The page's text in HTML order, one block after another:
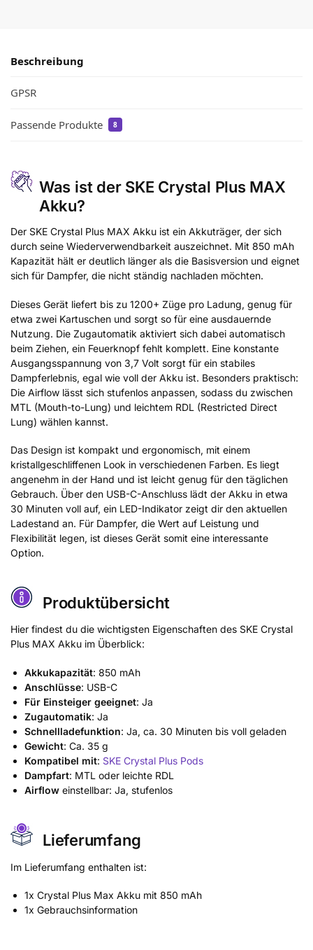
Beschreibung
GPSR
Passende Produkte 8
Was ist der SKE Crystal Plus MAX
Akku?
Der SKE Crystal Plus MAX Akku ist ein Akkuträger, der sich
durch seine Wiederverwendbarkeit auszeichnet. Mit 850 mAh
Kapazität hält er deutlich länger als die Basisversion und eignet
sich für Dampfer, die nicht ständig nachladen möchten.
Dieses Gerät liefert bis zu 1200+ Züge pro Ladung, genug für
etwa zwei Kartuschen und sorgt so für eine ausdauernde
Nutzung. Die Zugautomatik aktiviert sich dabei automatisch
beim Ziehen, ein Feuerknopf fehlt komplett. Eine konstante
Ausgangsspannung von 3,7 Volt sorgt für ein stabiles
Dampferlebnis, egal wie voll der Akku ist. Besonders praktisch:
Die Airflow lässt sich stufenlos anpassen, sodass du zwischen
MTL (Mouth-to-Lung) und leichtem RDL (Restricted Direct
Lung) wählen kannst.
Das Design ist kompakt und ergonomisch, mit einem
kristallgeschliffenen Look in verschiedenen Farben. Es liegt
angenehm in der Hand und ist leicht genug für den täglichen
Gebrauch. Über den USB-C-Anschluss lädt der Akku in etwa
30 Minuten voll auf, ein LED-Indikator zeigt dir den aktuellen
Ladestand an. Für Dampfer, die Wert auf Leistung und
Flexibilität legen, ist dieses Gerät somit eine interessante
Option.
Produktübersicht
Hier findest du die wichtigsten Eigenschaften des SKE Crystal
Plus MAX Akku im Überblick:
Akkukapazität: 850 mAh
Anschlüsse: USB-C
Für Einsteiger geeignet: Ja
Zugautomatik: Ja
Schnellladefunktion: Ja, ca. 30 Minuten bis voll geladen
Gewicht: Ca. 35 g
Kompatibel mit: SKE Crystal Plus Pods
Dampfart: MTL oder leichte RDL
Airflow einstellbar: Ja, stufenlos
Lieferumfang
Im Lieferumfang enthalten ist:
1x Crystal Plus Max Akku mit 850 mAh
1x Gebrauchsinformation